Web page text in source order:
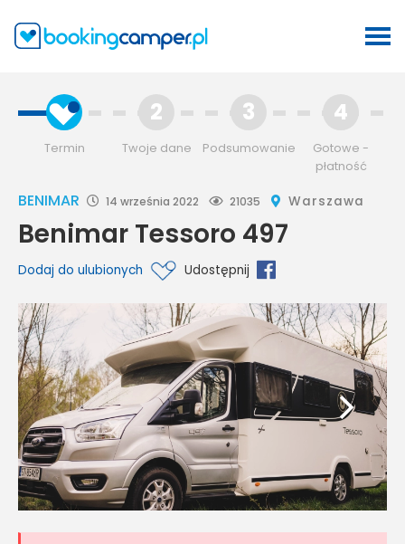
Termin
2
Twoje dane
3
Podsumowanie
4
Gotowe -
płatność
BENIMAR 14 września 2022 21035 Warszawa
Benimar Tessoro 497
Dodaj do ulubionych Udostępnij